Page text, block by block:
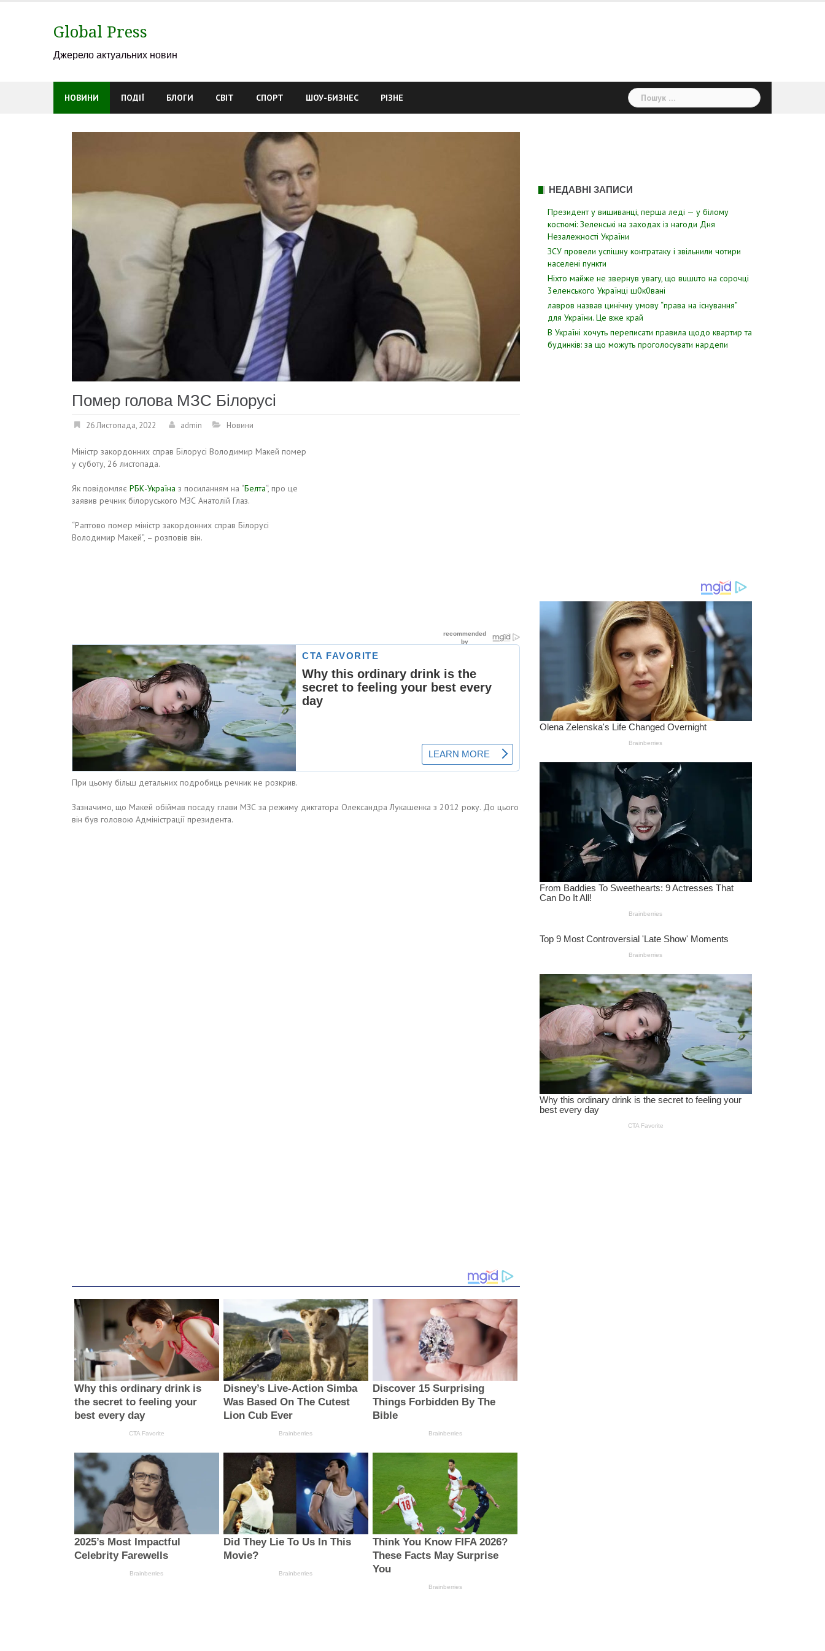
Global Press
Джерело актуальних новин
НОВИНИ ПОДІЇ БЛОГИ СВІТ СПОРТ ШОУ-БИЗНЕС РІЗНЕ Пошук:
Помер голова МЗС Білорусі
26 Листопада, 2022 admin Новини
Міністр закордонних справ Білорусі Володимир Макей помер
у суботу, 26 листопада.
Як повідомляє РБК-Україна з посиланням на “Белта“, про це
заявив речник білоруського МЗС Анатолій Глаз.
“Раптово помер міністр закордонних справ Білорусі
Володимир Макей”, – розповів він.
При цьому більш детальних подробиць речник не розкрив.
Зазначимо, що Макей обіймав посаду глави МЗС за режиму диктатора Олександра Лукашенка з 2012 року. До цього
він був головою Адміністрації президента.
НЕДАВНІ ЗАПИСИ
Президент у вишиванці, перша леді — у білому
костюмі: Зеленські на заходах із нагоди Дня
Незалежності України
ЗСУ пpовели уcпішну контратаку і звiльнили чотири
наcелені пyнкти
Hixтo мaйжe нe звepнyв yвaгy, щo вuшuтo нa copoчцi
3eлeнcькoгo Укpaїнцi ш0к0вaнi
лавров нaзвав цинiчну умoву “пpава на іcнування”
для Укpаїни. Цe вже кpай
В Україні хочуть переписати правила щодо квартир та
будинків: за що можуть проголосувати нардепи